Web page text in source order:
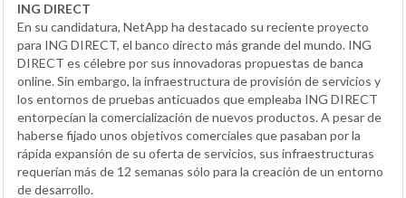
ING DIRECT
En su candidatura, NetApp ha destacado su reciente proyecto
para ING DIRECT, el banco directo más grande del mundo. ING
DIRECT es célebre por sus innovadoras propuestas de banca
online. Sin embargo, la infraestructura de provisión de servicios y
los entornos de pruebas anticuados que empleaba ING DIRECT
entorpecían la comercialización de nuevos productos. A pesar de
haberse fijado unos objetivos comerciales que pasaban por la
rápida expansión de su oferta de servicios, sus infraestructuras
requerían más de 12 semanas sólo para la creación de un entorno
de desarrollo.